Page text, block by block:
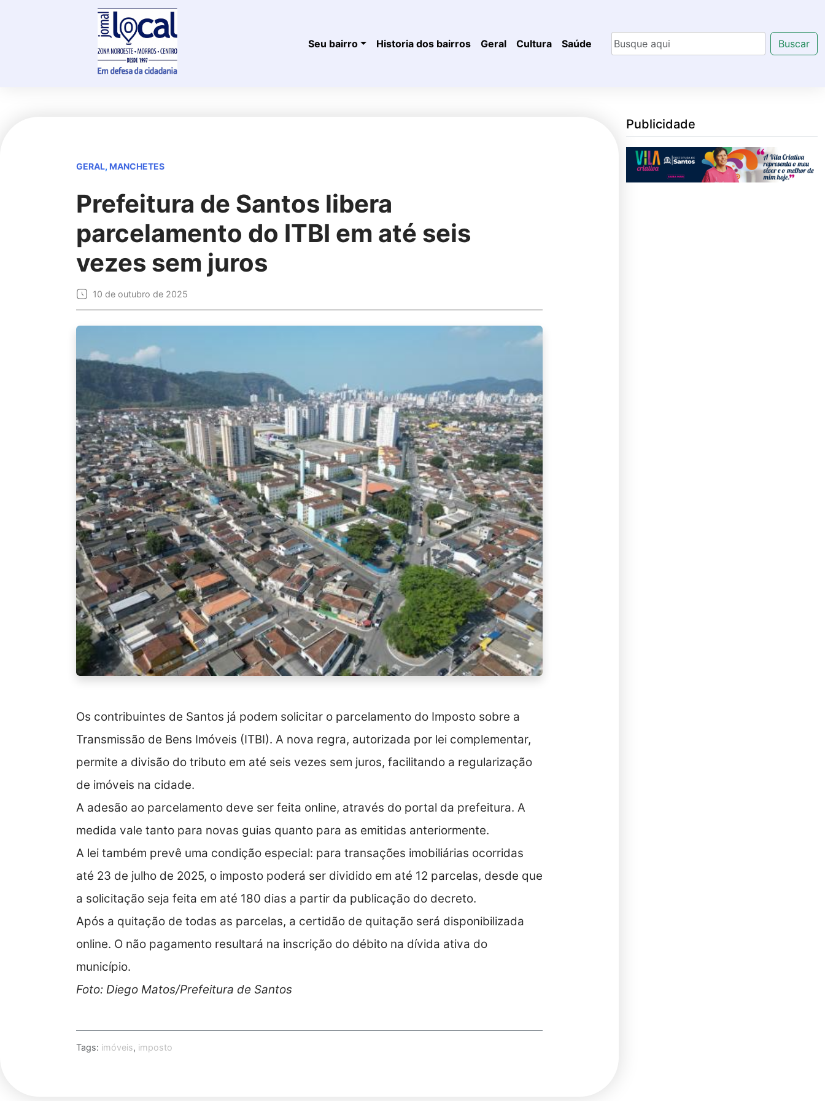
Seu bairro Historia dos bairros Geral Cultura Saúde Buscar
GERAL, MANCHETES
Prefeitura de Santos libera
parcelamento do ITBI em até seis
vezes sem juros
10 de outubro de 2025
Os contribuintes de Santos já podem solicitar o parcelamento do Imposto sobre a
Transmissão de Bens Imóveis (ITBI). A nova regra, autorizada por lei complementar,
permite a divisão do tributo em até seis vezes sem juros, facilitando a regularização
de imóveis na cidade.
A adesão ao parcelamento deve ser feita online, através do portal da prefeitura. A
medida vale tanto para novas guias quanto para as emitidas anteriormente.
A lei também prevê uma condição especial: para transações imobiliárias ocorridas
até 23 de julho de 2025, o imposto poderá ser dividido em até 12 parcelas, desde que
a solicitação seja feita em até 180 dias a partir da publicação do decreto.
Após a quitação de todas as parcelas, a certidão de quitação será disponibilizada
online. O não pagamento resultará na inscrição do débito na dívida ativa do
município.
Foto: Diego Matos/Prefeitura de Santos
Tags: imóveis, imposto
Publicidade